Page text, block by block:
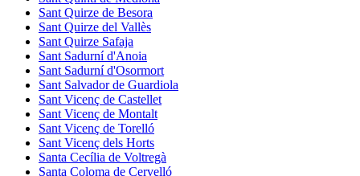
Sant Quirze de Besora
Sant Quirze del Vallès
Sant Quirze Safaja
Sant Sadurní d'Anoia
Sant Sadurní d'Osormort
Sant Salvador de Guardiola
Sant Vicenç de Castellet
Sant Vicenç de Montalt
Sant Vicenç de Torelló
Sant Vicenç dels Horts
Santa Cecília de Voltregà
Santa Coloma de Cervelló